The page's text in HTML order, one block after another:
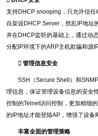
支持DHCP snooping，只允许信
自架设DHCP Server，扰乱IP地址
并在DHCP监听的基础上，通过动
分配IP环境下的ARP主机欺骗和源
 管理信息安全
SSH（Secure Shell）和
理信息，保证管理设备信息的安全
控制的Telnet访问控制，更加精细
的IP地址才能登陆AP，增强了设备
丰富全面的管理策略